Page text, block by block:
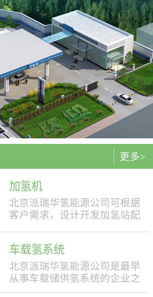
加氢机
北京派瑞华氢能源公司可根据
客户需求，设计开发加氢站配
结构设计合理，便于操作，外
形美观，安全性强。具有双面
液晶显示屏，能支持IC卡、移
车载氢系统
北京派瑞华氢能源公司是最早
从事车载储供氢系统的企业之
一，拥有丰富的车载储供氢系
更多>